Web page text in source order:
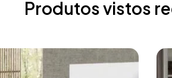
Produtos vistos